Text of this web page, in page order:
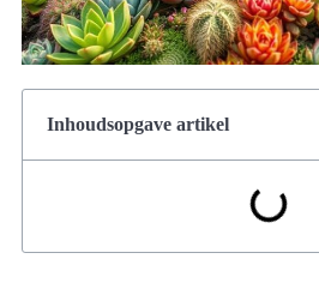
Inhoudsopgave artikel